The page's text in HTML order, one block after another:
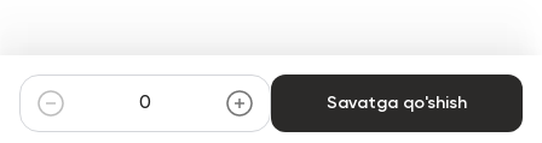
Savatga qo'shish